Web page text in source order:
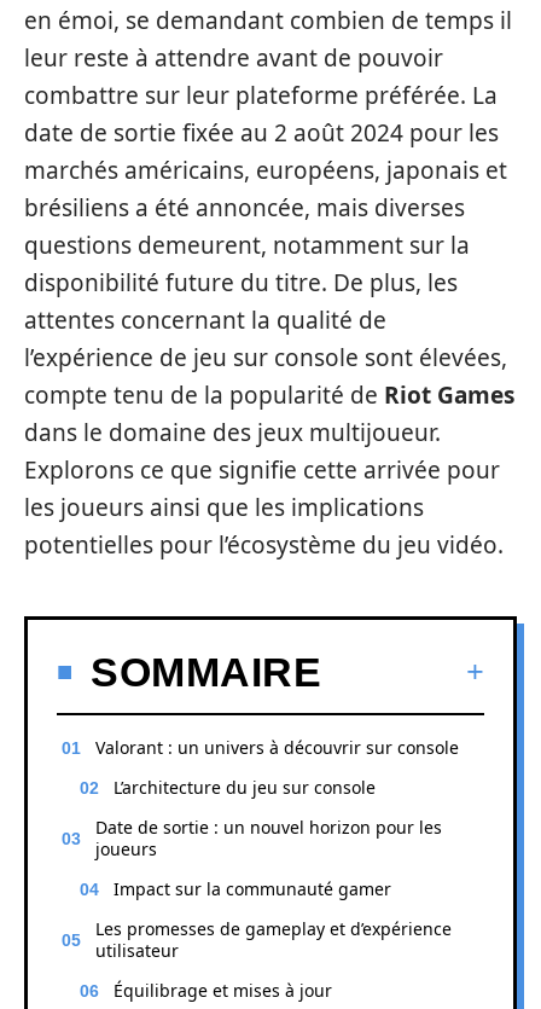
en émoi, se demandant combien de temps il
leur reste à attendre avant de pouvoir
combattre sur leur plateforme préférée. La
date de sortie fixée au 2 août 2024 pour les
marchés américains, européens, japonais et
brésiliens a été annoncée, mais diverses
questions demeurent, notamment sur la
disponibilité future du titre. De plus, les
attentes concernant la qualité de
l’expérience de jeu sur console sont élevées,
compte tenu de la popularité de Riot Games
dans le domaine des jeux multijoueur.
Explorons ce que signifie cette arrivée pour
les joueurs ainsi que les implications
potentielles pour l’écosystème du jeu vidéo.
SOMMAIRE
Valorant : un univers à découvrir sur console
L’architecture du jeu sur console
Date de sortie : un nouvel horizon pour les
joueurs
Impact sur la communauté gamer
Les promesses de gameplay et d’expérience
utilisateur
Équilibrage et mises à jour